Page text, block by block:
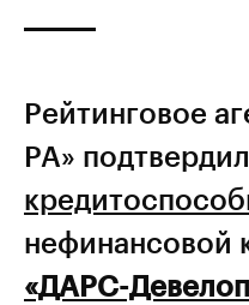
Рейтинговое
РА»
нефинансовой
«ДАРС-